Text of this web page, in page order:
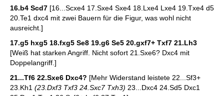
16.b4 Scd7 [16...Scxe4 17.Sxe4 Sxe4 18.Lxe4 Lxe4 19.Txe4 d5
20.Te1 dxc4 mit zwei Bauern für die Figur, was wohl nicht
ausreicht.]
17.g5 hxg5 18.fxg5 Se8 19.g6 Se5 20.gxf7+ Txf7 21.Lh3
[Weiß hat starken Angriff. Nicht sofort 21.Sxe6? Dxc4 mit
Doppelangriff.]
21...Tf6 22.Sxe6 Dxc4? [Mehr Widerstand leistete 22...Sf3+
23.Kh1 (23.Dxf3 Txf3 24.Sxc7 Txh3) 23...Dxc4 24.Sd5 Dxc1